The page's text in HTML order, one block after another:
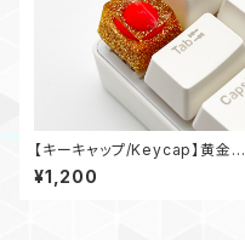
【キーキャップ/Keycap】黄金と
宝石/Gold and Gem
¥1,200